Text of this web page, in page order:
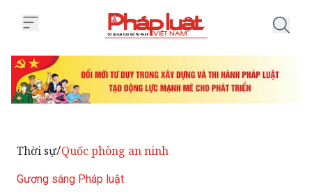
Thời sự/Quốc phòng an ninh
Gương sáng Pháp luật